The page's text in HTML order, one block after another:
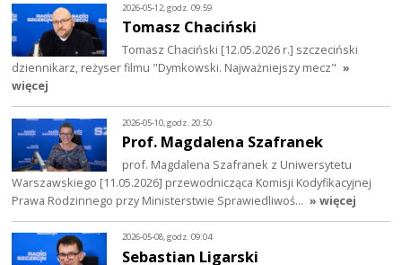
2026-05-12, godz. 09:59
Tomasz Chaciński
Tomasz Chaciński [12.05.2026 r.] szczeciński
dziennikarz, reżyser filmu "Dymkowski. Najważniejszy mecz" »
więcej
2026-05-10, godz. 20:50
Prof. Magdalena Szafranek
prof. Magdalena Szafranek z Uniwersytetu
Warszawskiego [11.05.2026] przewodnicząca Komisji Kodyfikacyjnej
Prawa Rodzinnego przy Ministerstwie Sprawiedliwoś… » więcej
2026-05-08, godz. 09:04
Sebastian Ligarski